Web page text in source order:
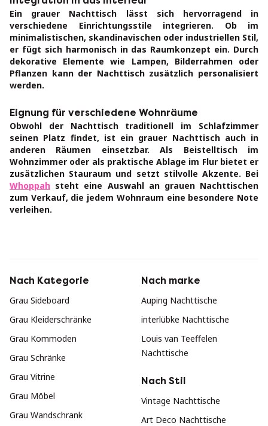
Ein grauer Nachttisch lässt sich hervorragend in
verschiedene Einrichtungsstile integrieren. Ob im
minimalistischen, skandinavischen oder industriellen Stil,
er fügt sich harmonisch in das Raumkonzept ein. Durch
dekorative Elemente wie Lampen, Bilderrahmen oder
Pflanzen kann der Nachttisch zusätzlich personalisiert
werden.
Eignung für verschiedene Wohnräume
Obwohl der Nachttisch traditionell im Schlafzimmer
seinen Platz findet, ist ein grauer Nachttisch auch in
anderen Räumen einsetzbar. Als Beistelltisch im
Wohnzimmer oder als praktische Ablage im Flur bietet er
zusätzlichen Stauraum und setzt stilvolle Akzente. Bei
Whoppah steht eine Auswahl an grauen Nachttischen
zum Verkauf, die jedem Wohnraum eine besondere Note
verleihen.
Nach Kategorie
Grau Sideboard
Grau Kleiderschränke
Grau Kommoden
Grau Schränke
Grau Vitrine
Grau Möbel
Grau Wandschrank
Nach marke
Auping Nachttische
interlübke Nachttische
Louis van Teeffelen
Nachttische
Nach Stil
Vintage Nachttische
Art Deco Nachttische